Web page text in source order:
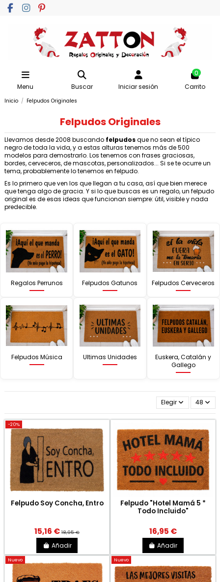
Menu Buscar Iniciar sesión
0
Carrito
Inicio Felpudos Originales
Felpudos Originales
Llevamos desde 2008 buscando felpudosque no sean el típico
negro de toda la vida, y a estas alturas tenemos más de 500
modelos para demostrarlo. Los tenemos con frases graciosas,
bordes, cerveceros, de mascotas, personalizados... Si se te ocurre un
tema, probablemente lo tenemos en felpudo.
Es lo primero que ven los que llegan a tu casa, así que bien merece
que tenga algo de gracia. Y si lo que buscas es un regalo, un felpudo
original es de esas ideas que funcionan siempre: útil, visible y nada
predecible.
Regalos Perrunos Felpudos Gatunos Felpudos Cerveceros
Felpudos Música Ultimas Unidades
Euskera, Catalán y
Gallego
Elegir 48
-20%
Felpudo Soy Concha, Entro
15,16 €18,95 €
Añadir
Felpudo "Hotel Mamá 5 *
Todo Incluido"
16,95 €
Añadir
Nuevo Nuevo